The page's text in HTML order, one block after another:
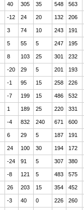
40 305 35 548 563
-12 24 20 132 206
3 74 10 243 191
5 55 5 247 195
8 103 25 301 232
-20 29 5 201 193
-1 95 15 258 226
-7 199 15 486 532
1 189 25 220 331
-4 832 240 671 600
6 29 5 187 191
24 100 30 194 172
-24 91 5 307 380
-8 121 5 483 575
26 203 15 354 452
-3 40 0 226 260